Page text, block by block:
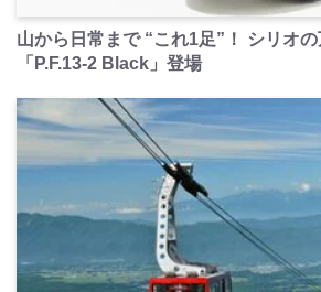
山から日常まで “これ1足”！ シリオ
「P.F.13-2 Black」登場